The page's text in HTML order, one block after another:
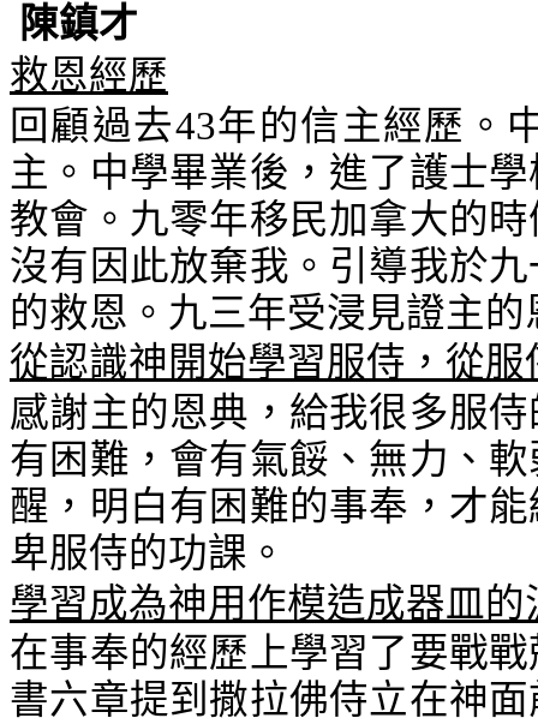
陳鎮才
救恩經歷
回顧過去43年的信主經歷。
主。中學畢業後，進了護士
教會。九零年移民加拿大的
沒有因此放棄我。引導我於
的救恩。九三年受浸見證主的
從認識神開始學習服侍，從
感謝主的恩典，給我很多服
有困難，會有氣餒、無力、
醒，明白有困難的事奉，才
卑服侍的功課。
學習成為神用作模造成器皿的
在事奉的經歷上學習了要戰
書六章提到撒拉佛侍立在神